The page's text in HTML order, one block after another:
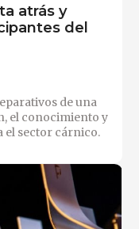
atrás y
del
de una
el conocimiento y
el sector cárnico.